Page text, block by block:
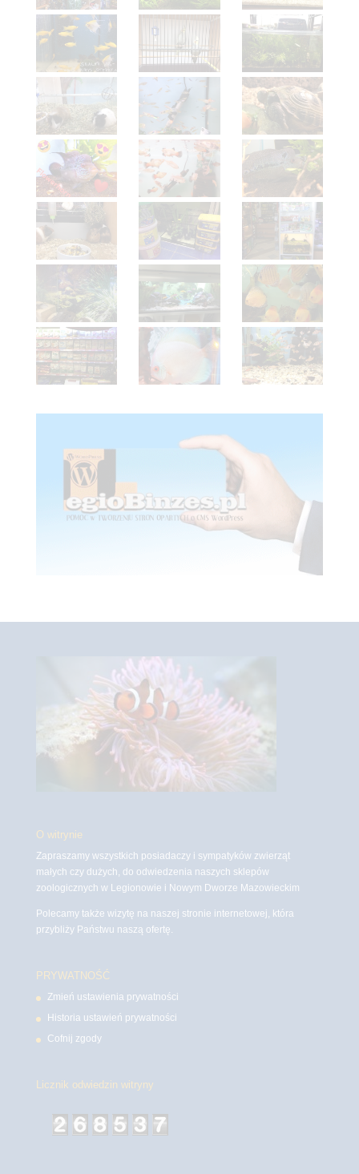
O witrynie
Zapraszamy wszystkich posiadaczy i sympatyków zwierząt
małych czy dużych, do odwiedzenia naszych sklepów
zoologicznych w Legionowie i Nowym Dworze Mazowieckim
Polecamy także wizytę na naszej stronie internetowej, która
przybliży Państwu naszą ofertę.
PRYWATNOŚĆ
Zmień ustawienia prywatności
Historia ustawień prywatności
Cofnij zgody
Licznik odwiedzin witryny